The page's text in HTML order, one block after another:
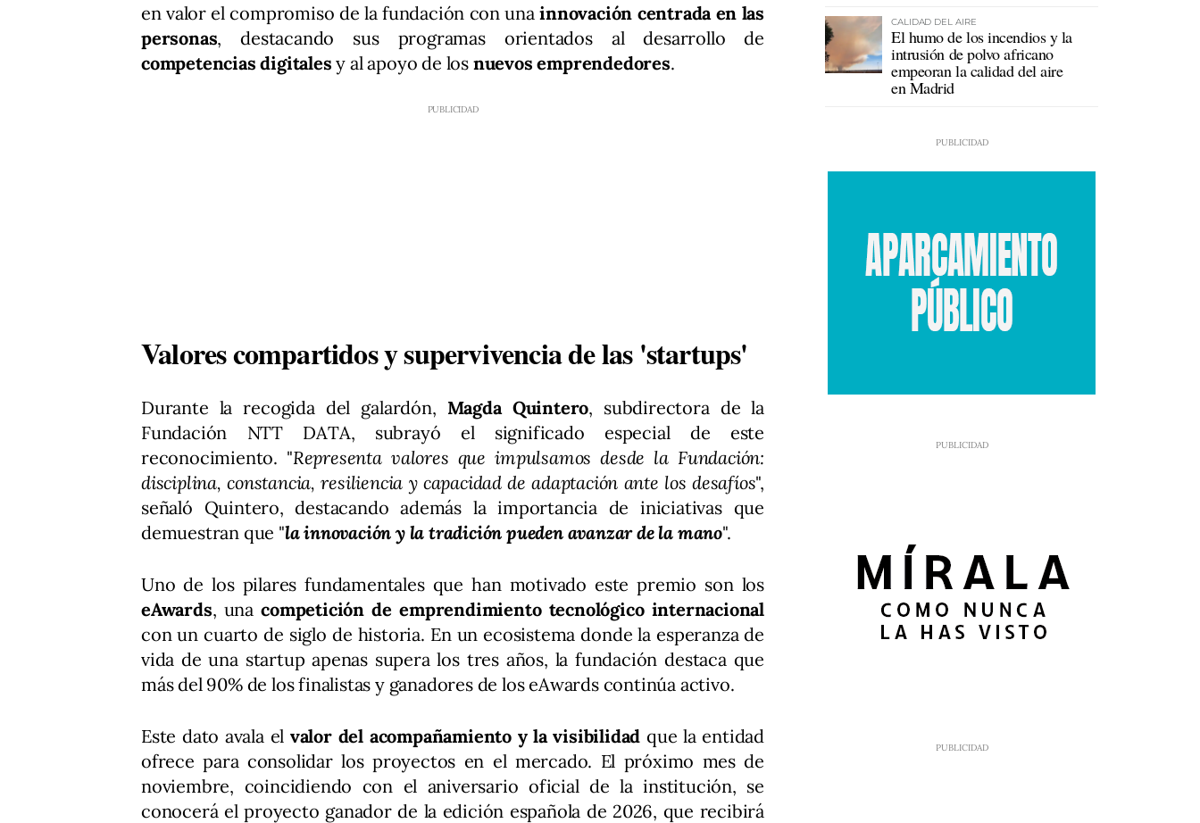
en valor el compromiso de la fundación con unainnovación centrada en las
personas, destacando sus programas orientados al desarrollo de
competencias digitalesy al apoyo de los nuevos emprendedores.
Valores compartidos y supervivencia de las 'startups'
Durante la recogida del galardón, Magda Quintero, subdirectora de la
Fundación NTT DATA, subrayó el significado especial de este
reconocimiento. "Representa valores que impulsamos desde la Fundación:
disciplina, constancia, resiliencia y capacidad de adaptación ante los desafíos",
señaló Quintero, destacando además la importancia de iniciativas que
demuestran que "la innovación y la tradición pueden avanzar de la mano".
Uno de los pilares fundamentales que han motivado este premio son los
eAwards, unacompetición de emprendimiento tecnológico internacional
con un cuarto de siglo de historia. En un ecosistema donde la esperanza de
vida de una startup apenas supera los tres años, la fundación destaca que
más del 90% de los finalistas y ganadores de los eAwards continúa activo.
Este dato avala el valor del acompañamiento y la visibilidad que la entidad
ofrece para consolidar los proyectos en el mercado. El próximo mes de
noviembre, coincidiendo con el aniversario oficial de la institución, se
conocerá el proyecto ganador de la edición española de 2026, que recibirá
CALIDAD DEL AIRE
El humo de los incendios y la
intrusión de polvo africano
empeoran la calidad del aire
en Madrid